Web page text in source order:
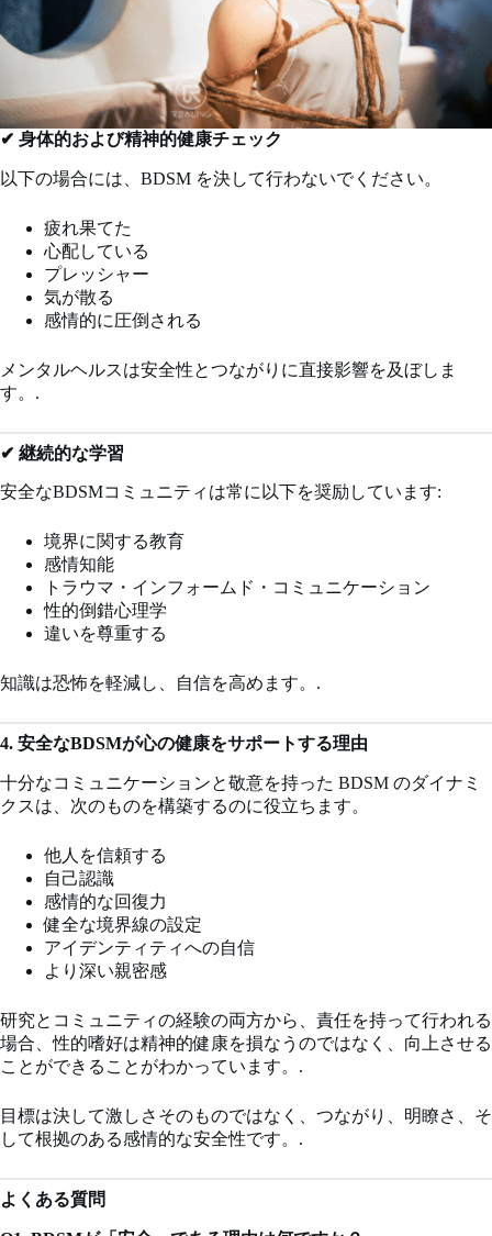
✔ 身体的および精神的健康チェック
以下の場合には、BDSM を決して行わないでください。
疲れ果てた
心配している
プレッシャー
気が散る
感情的に圧倒される
メンタルヘルスは安全性とつながりに直接影響を及ぼしま
す。.
✔ 継続的な学習
安全なBDSMコミュニティは常に以下を奨励しています:
境界に関する教育
感情知能
トラウマ・インフォームド・コミュニケーション
性的倒錯心理学
違いを尊重する
知識は恐怖を軽減し、自信を高めます。.
4. 安全なBDSMが心の健康をサポートする理由
十分なコミュニケーションと敬意を持った BDSM のダイナミ
クスは、次のものを構築するのに役立ちます。
他人を信頼する
自己認識
感情的な回復力
健全な境界線の設定
アイデンティティへの自信
より深い親密感
研究とコミュニティの経験の両方から、責任を持って行われる
場合、性的嗜好は精神的健康を損なうのではなく、向上させる
ことができることがわかっています。.
目標は決して激しさそのものではなく、つながり、明瞭さ、そ
して根拠のある感情的な安全性です。.
よくある質問